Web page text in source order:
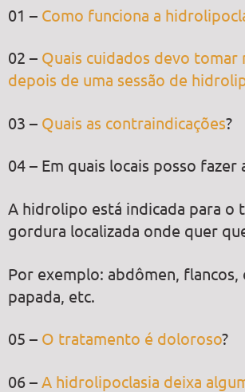
01 – Como funciona a
02 – Quais cuidados devo tomar
depois de uma sessão de
03 – Quais as contraindicações?
04 – Em quais locais posso fazer
A hidrolipo está indicada para o
gordura localizada onde quer
Por exemplo: abdômen, flancos,
papada, etc.
05 – O tratamento é doloroso?
06 – A hidrolipoclasia deixa